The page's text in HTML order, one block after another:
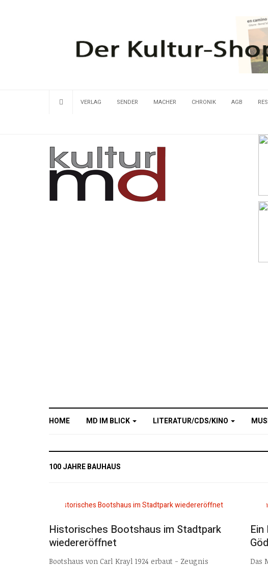
VERLAG SENDER MACHER CHRONIK AGB
HOME MD IM BLICK LITERATUR/CDS/KINO
100 JAHRE BAUHAUS
Historisches Bootshaus im Stadtpark
wiedereröffnet
Bootshaus von Carl Krayl 1924 erbaut - Zeugnis
Das